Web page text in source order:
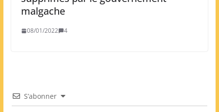
malgache
08/01/2022 4
S’abonner